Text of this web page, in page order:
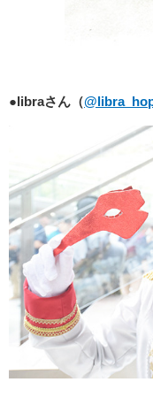
●libraさん（